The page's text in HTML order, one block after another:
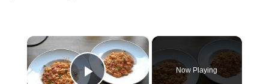
×
Now Playing